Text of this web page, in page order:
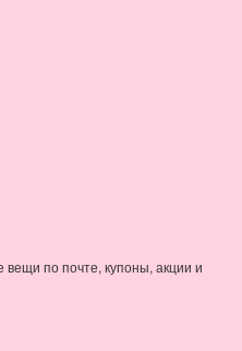
по почте, купоны, акции и